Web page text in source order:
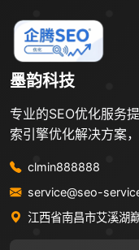
墨韵科技
专业的SEO优化服务
索引擎优化解决方案
clmin888888
service@seo-
江西省南昌市艾溪湖